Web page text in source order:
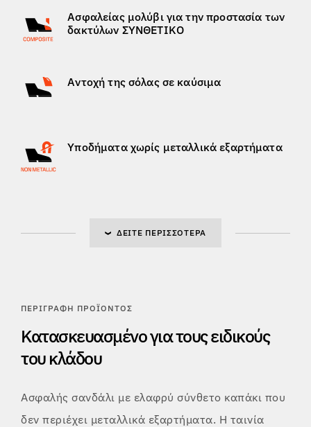
Ασφαλείας μολύβι για την προστασία των
δακτύλων ΣΥΝΘΕΤΙΚΟ
Αντοχή της σόλας σε καύσιμα
Υποδήματα χωρίς μεταλλικά εξαρτήματα
ΔΕΊΤΕ ΠΕΡΙΣΣΌΤΕΡΑ
ΠΕΡΙΓΡΑΦΉ ΠΡΟΪΌΝΤΟΣ
Κατασκευασμένο για τους ειδικούς
του κλάδου
Ασφαλής σανδάλι με ελαφρύ σύνθετο καπάκι που
δεν περιέχει μεταλλικά εξαρτήματα. Η ταινία